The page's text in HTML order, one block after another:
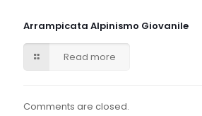
Arrampicata Alpinismo Giovanile
Read more
Comments are closed.